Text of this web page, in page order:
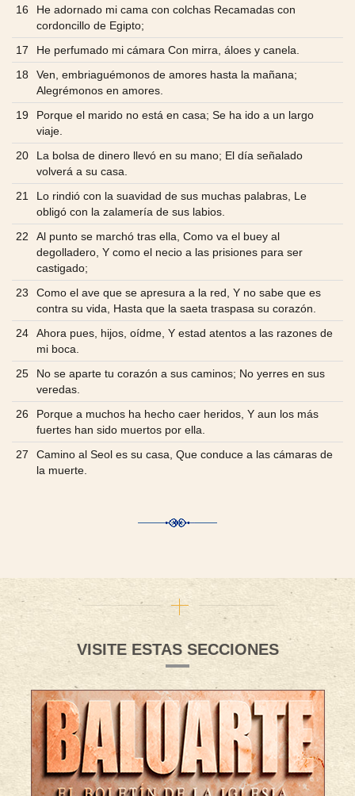
16
He adornado mi cama con colchas Recamadas con
cordoncillo de Egipto;
17
He perfumado mi cámara Con mirra, áloes y canela.
18
Ven, embriaguémonos de amores hasta la mañana;
Alegrémonos en amores.
19
Porque el marido no está en casa; Se ha ido a un largo
viaje.
20
La bolsa de dinero llevó en su mano; El día señalado
volverá a su casa.
21
Lo rindió con la suavidad de sus muchas palabras, Le
obligó con la zalamería de sus labios.
22
Al punto se marchó tras ella, Como va el buey al
degolladero, Y como el necio a las prisiones para ser
castigado;
23
Como el ave que se apresura a la red, Y no sabe que es
contra su vida, Hasta que la saeta traspasa su corazón.
24
Ahora pues, hijos, oídme, Y estad atentos a las razones de
mi boca.
25
No se aparte tu corazón a sus caminos; No yerres en sus
veredas.
26
Porque a muchos ha hecho caer heridos, Y aun los más
fuertes han sido muertos por ella.
27
Camino al Seol es su casa, Que conduce a las cámaras de
la muerte.
VISITE ESTAS SECCIONES